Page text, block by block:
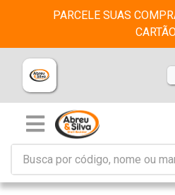
PARCELE SUAS